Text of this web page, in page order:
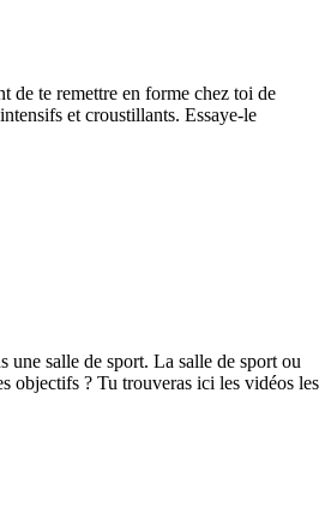
de te remettre en forme chez toi de
et croustillants. Essaye-le
une salle de sport. La salle de sport ou
objectifs ? Tu trouveras ici les vidéos les